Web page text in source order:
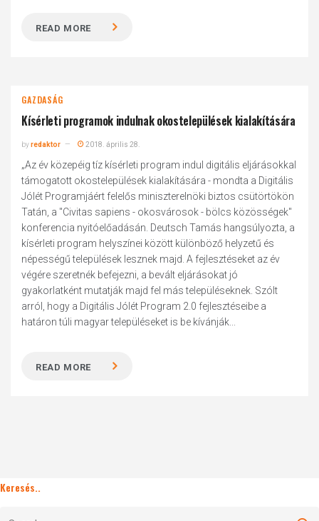
READ MORE
GAZDASÁG
Kísérleti programok indulnak okostelepülések kialakítására
byredaktor 2018. április 28.
„Az év közepéig tíz kísérleti program indul digitális eljárásokkal
támogatott okostelepülések kialakítására - mondta a Digitális
Jólét Programjáért felelős miniszterelnöki biztos csütörtökön
Tatán, a "Civitas sapiens - okosvárosok - bölcs közösségek"
konferencia nyitóelőadásán. Deutsch Tamás hangsúlyozta, a
kísérleti program helyszínei között különböző helyzetű és
népességű települések lesznek majd. A fejlesztéseket az év
végére szeretnék befejezni, a bevált eljárásokat jó
gyakorlatként mutatják majd fel más településeknek. Szólt
arról, hogy a Digitális Jólét Program 2.0 fejlesztéseibe a
határon túli magyar településeket is be kívánják...
READ MORE
Keresés..